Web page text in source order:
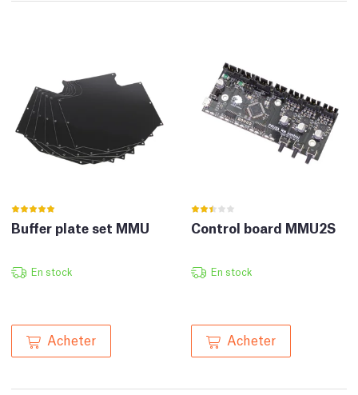
Buffer plate set MMU
En stock
Acheter
Control board MMU2S
En stock
Acheter